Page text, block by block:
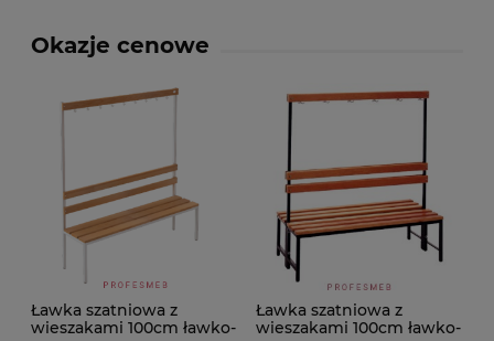
Okazje cenowe
Ławka szatniowa z
wieszakami 100cm ławko-
Ławka szatniowa z
wieszakami 100cm ławko-